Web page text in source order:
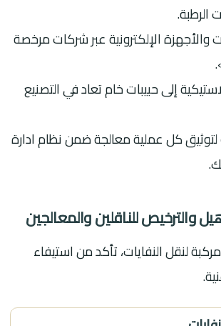
الرطبة.
والأجهزة الإلكترونية عبر شركات مرخصة
إلى حبيبات خام تعاد في التصنيع
لتوثيق كل عملية معالجة ضمن نظام ادارة
والترخيص للناقلين والمعالجين
لنقل النفايات، تأكد من استيفاء